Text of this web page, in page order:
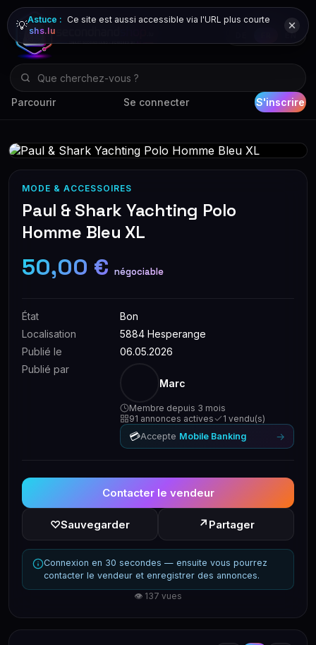
Parcourir Se connecter S'inscrire
💡Astuce : Ce site est aussi accessible via l'URL plus courte
shs.lu
MODE & ACCESSOIRES
Paul & Shark Yachting Polo
Homme Bleu XL
50,00 € négociable
État
Bon
Localisation
5884 Hesperange
Publié le
06.05.2026
Publié par
Marc
Membre depuis 3 mois
91 annonces actives
1 vendu(s)
💳Accepte Mobile Banking →
Contacter le vendeur
♡Sauvegarder ↗ Partager
Connexion en 30 secondes — ensuite vous pourrez
contacter le vendeur et enregistrer des annonces.
👁 137 vues